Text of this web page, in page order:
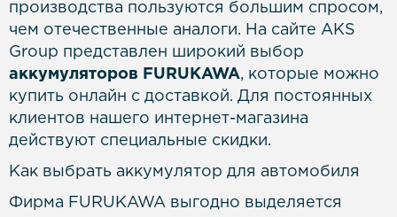
производства пользуются большим спросом,
чем отечественные аналоги. На сайте AKS
Group представлен широкий выбор
аккумуляторов FURUKAWA, которые можно
купить онлайн с доставкой. Для постоянных
клиентов нашего интернет-магазина
действуют специальные скидки.
Как выбрать аккумулятор для автомобиля
Фирма FURUKAWA выгодно выделяется